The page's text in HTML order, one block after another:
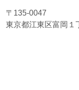
〒135-0047
東京都江東区富岡１